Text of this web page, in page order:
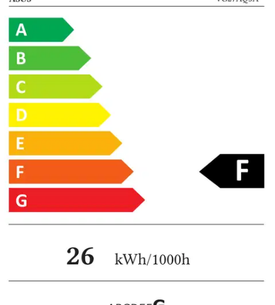
ASUS
Asus pelinäyttö VG27AQ5A
27" QHD
Asiakasomistajahinta
Hinta ilman S-Etukorttia: 249,00 €
Nouto myymälästä
Ei saatavilla
Toimitus
Kotiin tai noutopisteeseen